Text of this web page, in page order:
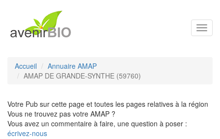
Accueil
Annuaire AMAP
AMAP DE GRANDE-SYNTHE (59760)
Votre Pub sur cette page et toutes les pages relatives à la région
Vous ne trouvez pas votre AMAP ?
Vous avez un commentaire à faire, une question à poser :
écrivez-nous